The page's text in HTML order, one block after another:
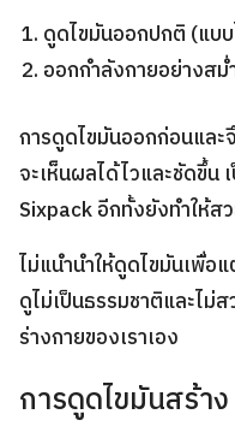
ดูดไขมันออกปกติ (แบ
ออกกำลังกายอย่างสม่
การดูดไขมันออกก่อนและ
จะเห็นผลได้ไวและชัดขึ้น
Sixpack อีกทั้งยังทำให้ส
ไม่แนำนำให้ดูดไขมันเพื่อ
ดูไม่เป็นธรรมชาติและไม่
ร่างกายของเราเอง
การดูดไขมันสร้า